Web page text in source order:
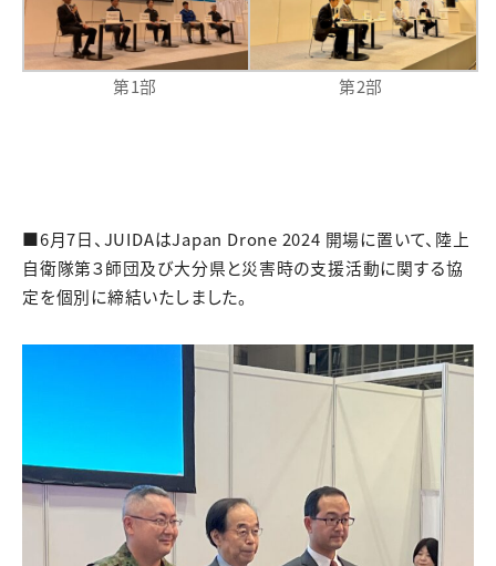
第1部 第2部
■6月7日、JUIDAはJapan Drone 2024 開場に置いて、陸上
自衛隊第３師団及び大分県と災害時の支援活動に関する協
定を個別に締結いたしました。